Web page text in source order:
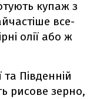
купаж з
все-
олії або ж
та Південній
рисове зерно,